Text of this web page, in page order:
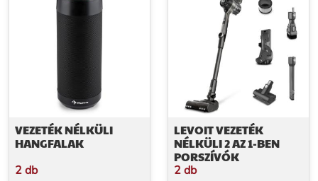
VEZETÉK NÉLKÜLI
HANGFALAK
2 db
LEVOIT VEZETÉK
NÉLKÜLI 2 AZ 1-BEN
PORSZÍVÓK
2 db